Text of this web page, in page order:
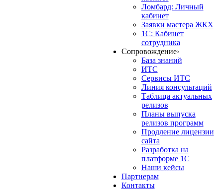
Ломбард: Личный
кабинет
Заявки мастера ЖКХ
1С: Кабинет
сотрудника
Сопровождение›
База знаний
ИТС
Сервисы ИТС
Линия консультаций
Таблица актуальных
релизов
Планы выпуска
релизов программ
Продление лицензии
сайта
Разработка на
платформе 1С
Наши кейсы
Партнерам
Контакты